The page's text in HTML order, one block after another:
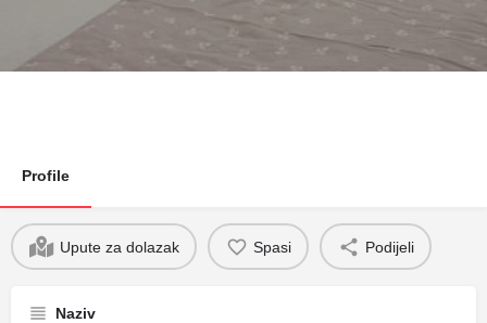
Profile
Upute za dolazak Spasi Podijeli
Naziv